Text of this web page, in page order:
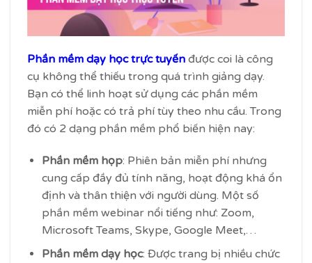
Phần mềm dạy học trực tuyến được coi là công
cụ không thể thiếu trong quá trình giảng dạy.
Bạn có thể linh hoạt sử dụng các phần mềm
miễn phí hoặc có trả phí tùy theo nhu cầu. Trong
đó có 2 dạng phần mềm phổ biến hiện nay:
Phần mềm họp: Phiên bản miễn phí nhưng
cung cấp đầy đủ tính năng, hoạt động khá ổn
định và thân thiện với người dùng. Một số
phần mềm webinar nổi tiếng như: Zoom,
Microsoft Teams, Skype, Google Meet,…
Phần mềm dạy học: Được trang bị nhiều chức